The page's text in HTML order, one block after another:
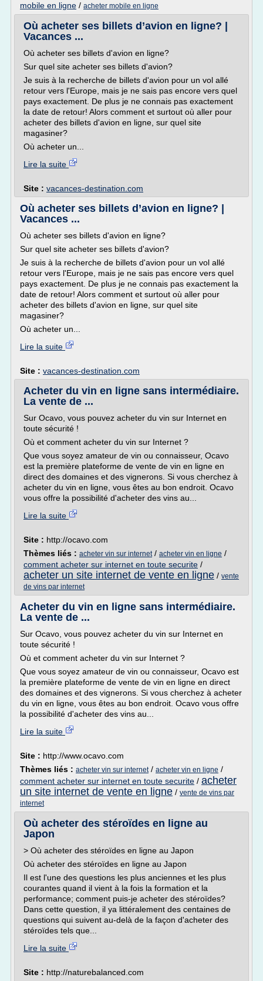
mobile en ligne / acheter mobile en ligne
Où acheter ses billets d’avion en ligne? |
Vacances ...
Où acheter ses billets d'avion en ligne?
Sur quel site acheter ses billets d'avion?
Je suis à la recherche de billets d'avion pour un vol allé
retour vers l'Europe, mais je ne sais pas encore vers quel
pays exactement. De plus je ne connais pas exactement
la date de retour! Alors comment et surtout où aller pour
acheter des billets d'avion en ligne, sur quel site
magasiner?
Où acheter un...
Lire la suite
Site : vacances-destination.com
Où acheter ses billets d’avion en ligne? |
Vacances ...
Où acheter ses billets d'avion en ligne?
Sur quel site acheter ses billets d'avion?
Je suis à la recherche de billets d'avion pour un vol allé
retour vers l'Europe, mais je ne sais pas encore vers quel
pays exactement. De plus je ne connais pas exactement la
date de retour! Alors comment et surtout où aller pour
acheter des billets d'avion en ligne, sur quel site
magasiner?
Où acheter un...
Lire la suite
Site : vacances-destination.com
Acheter du vin en ligne sans intermédiaire.
La vente de ...
Sur Ocavo, vous pouvez acheter du vin sur Internet en
toute sécurité !
Où et comment acheter du vin sur Internet ?
Que vous soyez amateur de vin ou connaisseur, Ocavo
est la première plateforme de vente de vin en ligne en
direct des domaines et des vignerons. Si vous cherchez à
acheter du vin en ligne, vous êtes au bon endroit. Ocavo
vous offre la possibilité d'acheter des vins au...
Lire la suite
Site : http://ocavo.com
Thèmes liés : acheter vin sur internet/ acheter vin en ligne /
comment acheter sur internet en toute securite /
acheter un site internet de vente en ligne / vente
de vins par internet
Acheter du vin en ligne sans intermédiaire.
La vente de ...
Sur Ocavo, vous pouvez acheter du vin sur Internet en
toute sécurité !
Où et comment acheter du vin sur Internet ?
Que vous soyez amateur de vin ou connaisseur, Ocavo est
la première plateforme de vente de vin en ligne en direct
des domaines et des vignerons. Si vous cherchez à acheter
du vin en ligne, vous êtes au bon endroit. Ocavo vous offre
la possibilité d'acheter des vins au...
Lire la suite
Site : http://www.ocavo.com
Thèmes liés : acheter vin sur internet/ acheter vin en ligne /
comment acheter sur internet en toute securite / acheter
un site internet de vente en ligne / vente de vins par
internet
Où acheter des stéroïdes en ligne au
Japon
> Où acheter des stéroïdes en ligne au Japon
Où acheter des stéroïdes en ligne au Japon
Il est l'une des questions les plus anciennes et les plus
courantes quand il vient à la fois la formation et la
performance; comment puis-je acheter des stéroïdes?
Dans cette question, il ya littéralement des centaines de
questions qui suivent au-delà de la façon d'acheter des
stéroïdes tels que...
Lire la suite
Site : http://naturebalanced.com